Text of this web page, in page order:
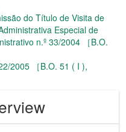
do Título de Visita de
Especial de
n.º 33/2004 ［B.O.
2005 ［B.O. 51 ( I ),